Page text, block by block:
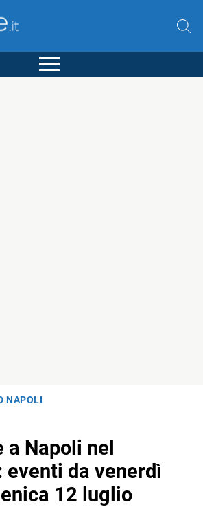
NAPOLI
a Napoli nel
eventi da venerdì
12 luglio